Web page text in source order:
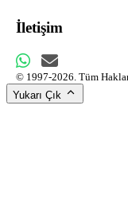
İletişim
© 1997-2026. Tüm
Yukarı Çık